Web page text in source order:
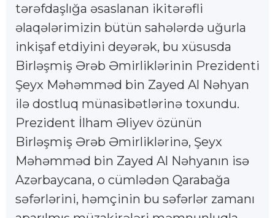
tərəfdaşlığa əsaslanan ikitərəfli
əlaqələrimizin bütün sahələrdə uğurla
inkişaf etdiyini deyərək, bu xüsusda
Birləşmiş Ərəb Əmirliklərinin Prezidenti
Şeyx Məhəmməd bin Zayed Al Nəhyan
ilə dostluq münasibətlərinə toxundu.
Prezident İlham Əliyev özünün
Birləşmiş Ərəb Əmirliklərinə, Şeyx
Məhəmməd bin Zayed Al Nəhyanın isə
Azərbaycana, o cümlədən Qarabağa
səfərlərini, həmçinin bu səfərlər zamanı